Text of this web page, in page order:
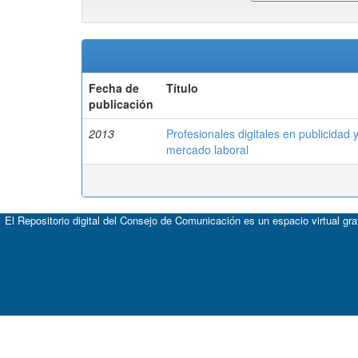
Fecha de
publicación
Título
2013
Profesionales digitales en publicidad
mercado laboral
El Repositorio digital del Consejo de Comunicación es un espacio virtual